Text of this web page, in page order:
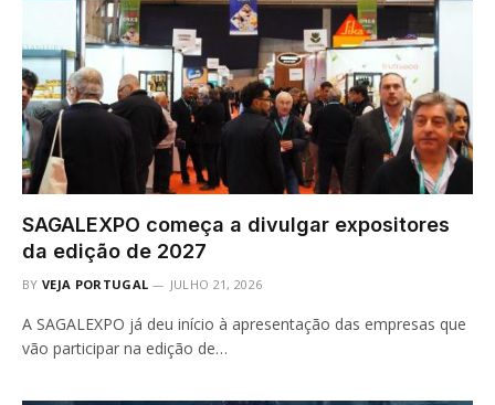
SAGALEXPO começa a divulgar expositores
da edição de 2027
BY VEJA PORTUGAL JULHO 21, 2026
A SAGALEXPO já deu início à apresentação das empresas que
vão participar na edição de…